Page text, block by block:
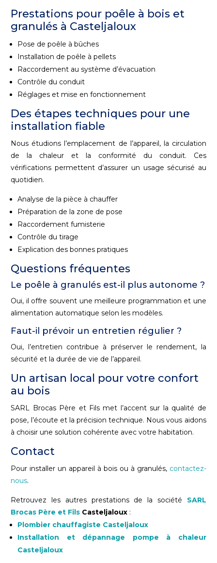
Prestations pour poêle à bois et
granulés à Casteljaloux
Pose de poêle à bûches
Installation de poêle à pellets
Raccordement au système d’évacuation
Contrôle du conduit
Réglages et mise en fonctionnement
Des étapes techniques pour une
installation fiable
Nous étudions l’emplacement de l’appareil, la circulation
de la chaleur et la conformité du conduit. Ces
vérifications permettent d’assurer un usage sécurisé au
quotidien.
Analyse de la pièce à chauffer
Préparation de la zone de pose
Raccordement fumisterie
Contrôle du tirage
Explication des bonnes pratiques
Questions fréquentes
Le poêle à granulés est-il plus autonome ?
Oui, il offre souvent une meilleure programmation et une
alimentation automatique selon les modèles.
Faut-il prévoir un entretien régulier ?
Oui, l’entretien contribue à préserver le rendement, la
sécurité et la durée de vie de l’appareil.
Un artisan local pour votre confort
au bois
SARL Brocas Père et Fils met l’accent sur la qualité de
pose, l’écoute et la précision technique. Nous vous aidons
à choisir une solution cohérente avec votre habitation.
Contact
Pour installer un appareil à bois ou à granulés, contactez-
nous.
Retrouvez les autres prestations de la société SARL
Brocas Père et Fils Casteljaloux :
Plombier chauffagiste Casteljaloux
Installation et dépannage pompe à chaleur
Casteljaloux